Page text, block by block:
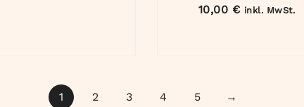
10,00 € inkl. MwSt.
1 2 3 4 5 →